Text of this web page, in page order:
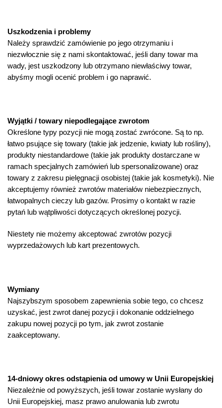
Uszkodzenia i problemy
Należy sprawdzić zamówienie po jego otrzymaniu i
niezwłocznie się z nami skontaktować, jeśli dany towar ma
wady, jest uszkodzony lub otrzymano niewłaściwy towar,
abyśmy mogli ocenić problem i go naprawić.
Wyjątki / towary niepodlegające zwrotom
Określone typy pozycji nie mogą zostać zwrócone. Są to np.
łatwo psujące się towary (takie jak jedzenie, kwiaty lub rośliny),
produkty niestandardowe (takie jak produkty dostarczane w
ramach specjalnych zamówień lub spersonalizowane) oraz
towary z zakresu pielęgnacji osobistej (takie jak kosmetyki). Nie
akceptujemy również zwrotów materiałów niebezpiecznych,
łatwopalnych cieczy lub gazów. Prosimy o kontakt w razie
pytań lub wątpliwości dotyczących określonej pozycji.
Niestety nie możemy akceptować zwrotów pozycji
wyprzedażowych lub kart prezentowych.
Wymiany
Najszybszym sposobem zapewnienia sobie tego, co chcesz
uzyskać, jest zwrot danej pozycji i dokonanie oddzielnego
zakupu nowej pozycji po tym, jak zwrot zostanie
zaakceptowany.
14-dniowy okres odstąpienia od umowy w Unii Europejskiej
Niezależnie od powyższych, jeśli towar zostanie wysłany do
Unii Europejskiej, masz prawo anulowania lub zwrotu